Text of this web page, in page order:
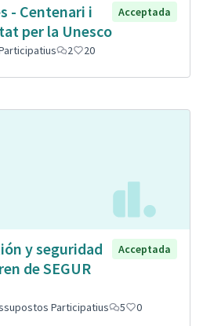
- Centenari i
per la Unesco
Acceptada
2 20
y seguridad
de SEGUR
Acceptada
Participatius 5 0